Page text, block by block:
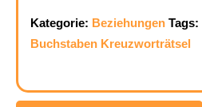
Kategorie: Beziehungen Tags:
Buchstaben Kreuzworträtsel